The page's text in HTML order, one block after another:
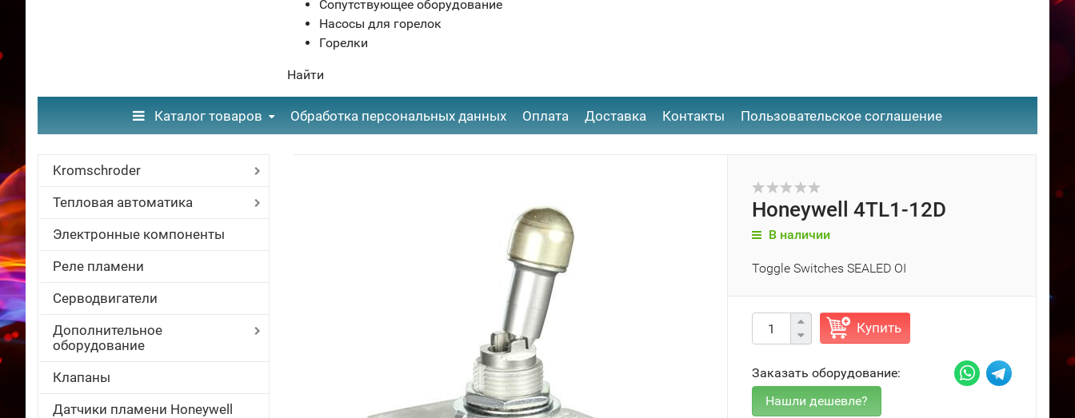
Сопутствующее оборудование
Насосы для горелок
Горелки
Найти
Каталог товаров Обработка персональных данных Оплата Доставка Контакты ​Пользовательское соглашение
Kromschroder
Тепловая автоматика
Электронные компоненты
Реле пламени
Серводвигатели
Дополнительное
оборудование
Клапаны
Датчики пламени Honeywell
Honeywell 4TL1-12D
В наличии
Toggle Switches SEALED OI
Купить
Заказать оборудование: